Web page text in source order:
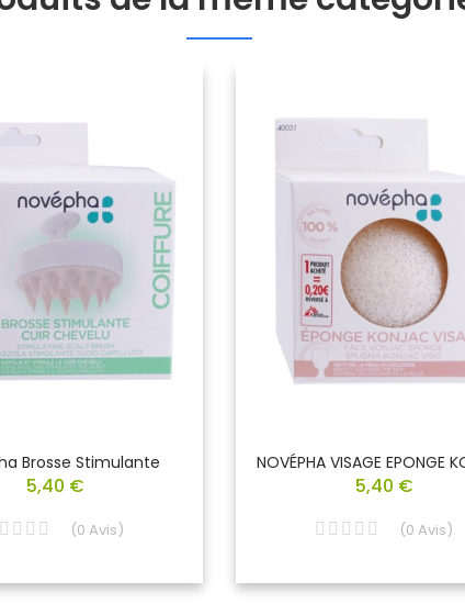
Brosse Stimulante
5,40 €
(0 Avis)
NOVÉPHA VISAGE EPONGE
5,40 €
(0 Avis)